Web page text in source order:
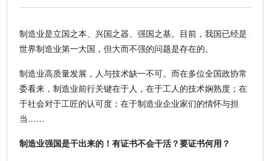
制造业是立国之本、兴国之器、强国之基。目前，我国已经是
世界制造业第一大国，但大而不强的问题是存在的。
制造业高质量发展，人与技术缺一不可。而在多位全国政协常
委看来，制造业前行关键在于人，在于工人的技术娴熟度；在
于社会对于工匠的认可度；在于制造业企业家们的情怀与担
当……
制造业强国是干出来的！有证书不会干活？要证书何用？